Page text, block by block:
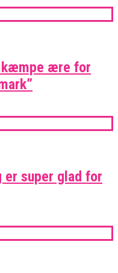
kæmpe ære for
er super glad for